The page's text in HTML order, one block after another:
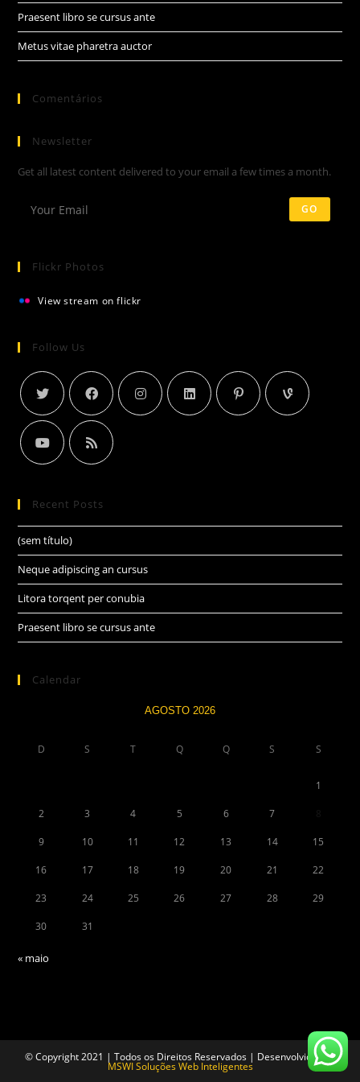
Praesent libro se cursus ante
Metus vitae pharetra auctor
Comentários
Newsletter
Get all latest content delivered to your email a few times a month.
GO
Flickr Photos
View stream on flickr
Follow Us
Recent Posts
(sem título)
Neque adipiscing an cursus
Litora torqent per conubia
Praesent libro se cursus ante
Calendar
AGOSTO 2026
D S T Q Q S S
1
2 3 4 5 6 7
9 10 11 12 13 14 15
16 17 18 19 20 21 22
23 24 25 26 27 28 29
30 31
« maio
© Copyright 2021 | Todos os Direitos Reservados | Desenvolvido por
MSWI Soluções Web Inteligentes